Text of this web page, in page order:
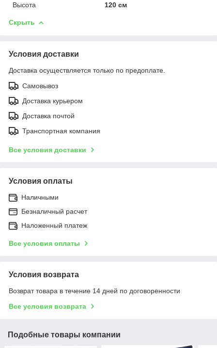
Высота
120 см
Скрыть
Условия доставки
Доставка осуществляется только по предоплате.
Самовывоз
Доставка курьером
Доставка почтой
Транспортная компания
Все условия доставки
Условия оплаты
Наличными
Безналичный расчет
Наложенный платеж
Все условия оплаты
Условия возврата
Возврат товара в течение 14 дней по договоренности
Все условия возврата
Подобные товары компании